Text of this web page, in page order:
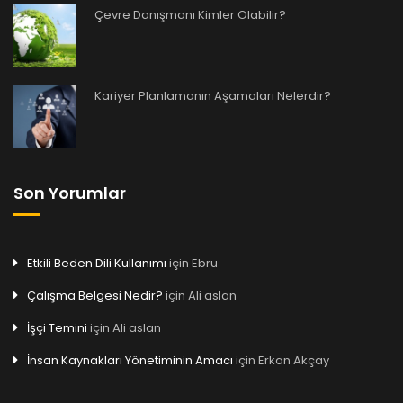
Çevre Danışmanı Kimler Olabilir?
Kariyer Planlamanın Aşamaları Nelerdir?
Son Yorumlar
Etkili Beden Dili Kullanımı için Ebru
Çalışma Belgesi Nedir? için Ali aslan
İşçi Temini için Ali aslan
İnsan Kaynakları Yönetiminin Amacı için Erkan Akçay